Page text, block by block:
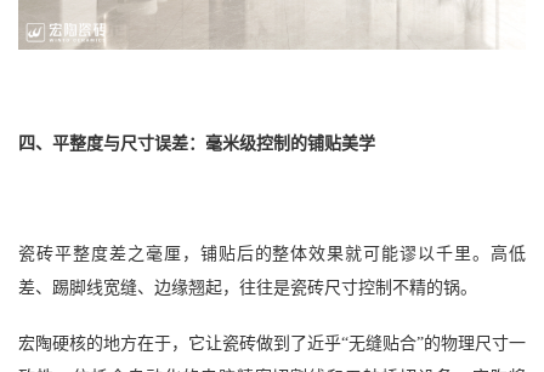
四、平整度与尺寸误差：毫米级控制的铺贴美学
瓷砖平整度差之毫厘，铺贴后的整体效果就可能谬以千里。高低
差、踢脚线宽缝、边缘翘起，往往是瓷砖尺寸控制不精的锅。
宏陶硬核的地方在于，它让瓷砖做到了近乎“无缝贴合”的物理尺寸一